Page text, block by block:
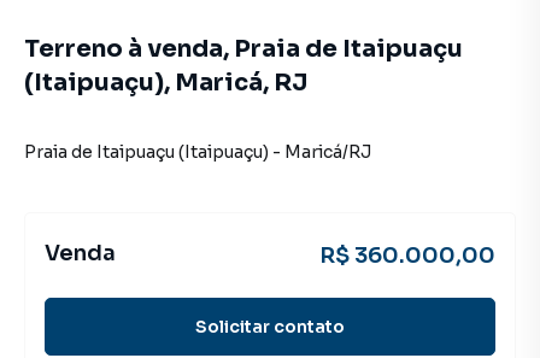
Terreno à venda, Praia de Itaipuaçu
(Itaipuaçu), Maricá, RJ
Praia de Itaipuaçu (Itaipuaçu) - Maricá/RJ
Venda R$ 360.000,00
Solicitar contato